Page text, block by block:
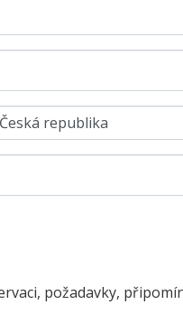
požadavky,